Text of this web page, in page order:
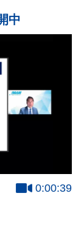
中
0:00:39